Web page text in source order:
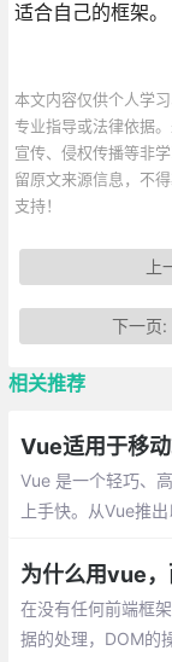
适合自己的框架。
本文内容仅供个人学
专业指导或法律依据
宣传、侵权传播等非
留原文来源信息，不
支持！
上
下一页:
相关推荐
Vue适用于移
Vue 是一个轻巧、
上手快。从Vue推
并投入正式使用
为什么用vue
在没有任何前端框
据的处理，DOM的